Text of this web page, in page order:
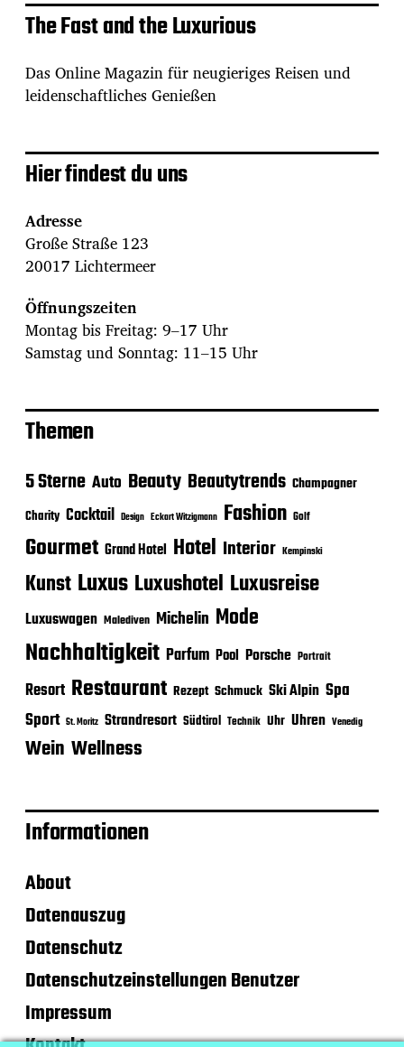
The Fast and the Luxurious
Das Online Magazin für neugieriges Reisen und
leidenschaftliches Genießen
Hier findest du uns
Adresse
Große Straße 123
20017 Lichtermeer
Öffnungszeiten
Montag bis Freitag: 9–17 Uhr
Samstag und Sonntag: 11–15 Uhr
Themen
5 Sterne Auto Beauty Beautytrends Champagner
Charity Cocktail Design Eckart Witzigmann Fashion Golf
Gourmet Grand Hotel Hotel Interior Kempinski
Kunst Luxus Luxushotel Luxusreise
Luxuswagen Malediven Michelin Mode
Nachhaltigkeit Parfum Pool Porsche Portrait
Resort Restaurant Rezept Schmuck Ski Alpin Spa
Sport St. Moritz Strandresort Südtirol Technik Uhr Uhren Venedig
Wein Wellness
Informationen
About
Datenauszug
Datenschutz
Datenschutzeinstellungen Benutzer
Impressum